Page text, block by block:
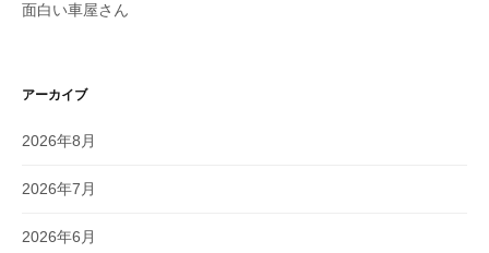
面白い車屋さん
アーカイブ
2026年8月
2026年7月
2026年6月